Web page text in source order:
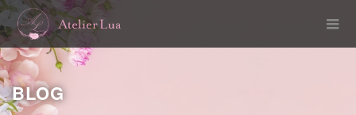
BLOG